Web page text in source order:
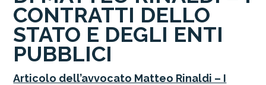
CONTRATTI DELLO
STATO E DEGLI ENTI
PUBBLICI
Articolo dell’avvocato Matteo Rinaldi – I